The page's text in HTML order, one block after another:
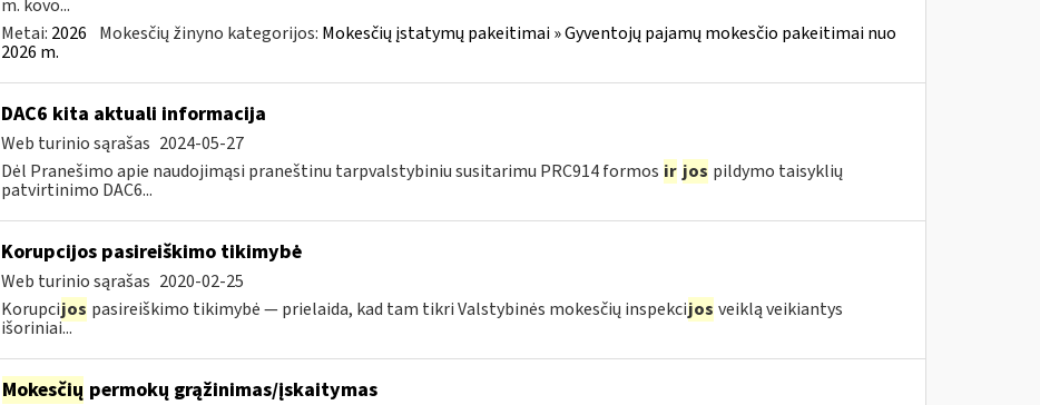
m. kovo...
Metai: 2026 Mokesčių žinyno kategorijos: Mokesčių įstatymų pakeitimai » Gyventojų pajamų mokesčio pakeitimai nuo
2026 m.
DAC6 kita aktuali informacija
Web turinio sąrašas 2024-05-27
Dėl Pranešimo apie naudojimąsi praneštinu tarpvalstybiniu susitarimu PRC914 formos ir jos pildymo taisyklių
patvirtinimo DAC6...
Korupcijos pasireiškimo tikimybė
Web turinio sąrašas 2020-02-25
Korupcijos pasireiškimo tikimybė — prielaida, kad tam tikri Valstybinės mokesčių inspekcijos veiklą veikiantys
išoriniai...
Mokesčių permokų grąžinimas/įskaitymas